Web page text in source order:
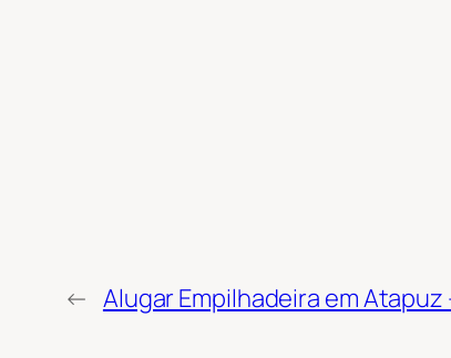
← Alugar Empilhadeira em Atapuz